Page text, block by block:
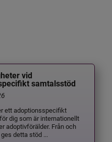
vid
samtalsstöd
ett adoptionsspecifikt
dig som är internationellt
adoptivförälder. Från och
detta stöd ...